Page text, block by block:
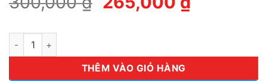
300,000 ₫.là:
Loa Âm Trần Toa PC 658R - Chuyên Dùng Lắp Đặt Hệ Thống
THÊM VÀO GIỎ HÀNG